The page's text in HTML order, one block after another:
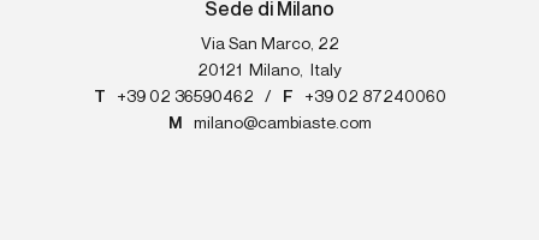
Sede di Milano
Via San Marco, 22
20121
Milano,
Italy
T
+39 02 36590462 / F
+39 02 87240060
M
milano@cambiaste.com